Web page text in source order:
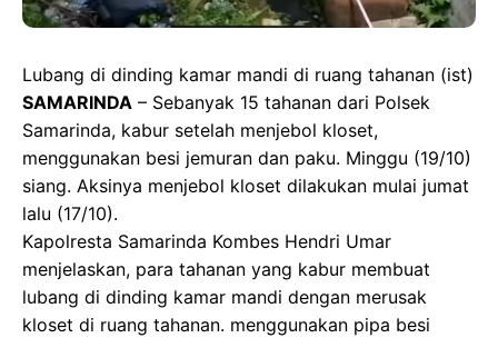
Lubang di dinding kamar mandi di ruang tahanan (ist)
SAMARINDA – Sebanyak 15 tahanan dari Polsek
Samarinda, kabur setelah menjebol kloset,
menggunakan besi jemuran dan paku. Minggu (19/10)
siang. Aksinya menjebol kloset dilakukan mulai jumat
lalu (17/10).
Kapolresta Samarinda Kombes Hendri Umar
menjelaskan, para tahanan yang kabur membuat
lubang di dinding kamar mandi dengan merusak
kloset di ruang tahanan. menggunakan pipa besi